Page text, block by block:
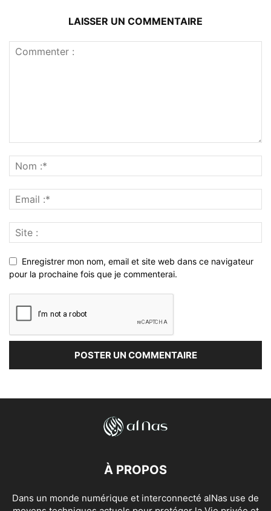
LAISSER UN COMMENTAIRE
Enregistrer mon nom, email et site web dans ce navigateur
pour la prochaine fois que je commenterai.
À PROPOS
Dans un monde numérique et interconnecté alNas use de